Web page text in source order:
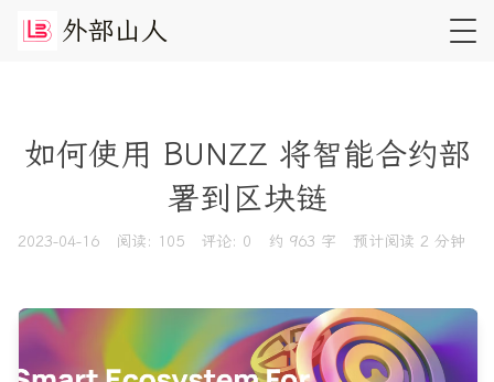
外部山 人
如何使用 BUNZZ 将智能合约部
署到区块链
2023-04-16 阅读: 105 评论: 0 约 963 字 预计阅读 2 分钟